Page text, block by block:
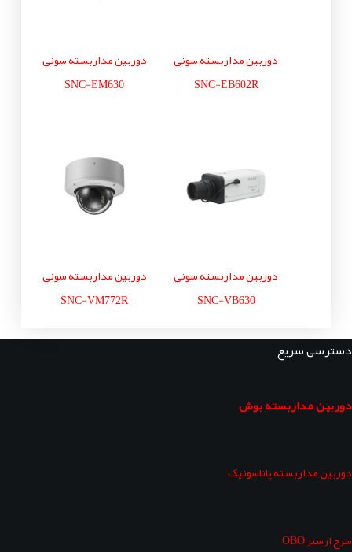
دوربین مداربسته سونی
SNC-EB602R
دوربین مداربسته سونی
SNC-EM630
دوربین مداربسته سونی
SNC-VB630
دوربین مداربسته سونی
SNC-VM772R
دسترسی سریع
دوربین مداربسته بوش
دوربین مداربسته پاناسونیک
سرج ارستر OBO